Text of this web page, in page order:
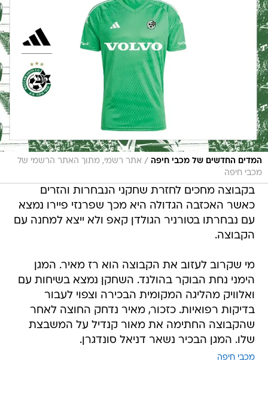
המדים החדשים של מכבי חיפה / אתר רשמי, מתוך האתר הרשמי של
מכבי חיפה
בקבוצה מחכים לחזרת שחקני הנבחרות והזרים
כאשר האכזבה הגדולה היא מכך שפרנזי פיירו נמצא
עם נבחרתו בטורניר הגולדן קאפ ולא ייצא למחנה עם
הקבוצה.
מי שקרוב לעזוב את הקבוצה הוא רז מאיר. המגן
הימני נחת הבוקר בהולנד. השחקן נמצא בשיחות עם
ואלוויק מהליגה המקומית הבכירה וצפוי לעבור
בדיקות רפואיות. כזכור, מאיר נדחק החוצה לאחר
שהקבוצה החתימה את מאור קנדיל על המשבצת
שלו. המגן הבכיר נשאר דניאל סונדגרן.
מכבי חיפה